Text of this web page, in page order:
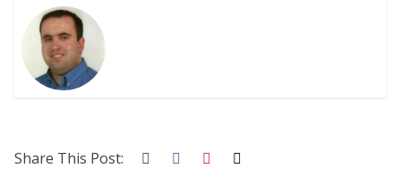
Share This Post: